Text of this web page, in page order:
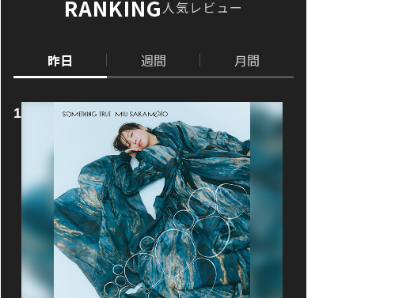
RANKING人気レビュー
昨日 週間 月間